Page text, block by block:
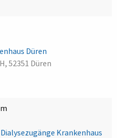
Düren
52351 Düren
Krankenhaus